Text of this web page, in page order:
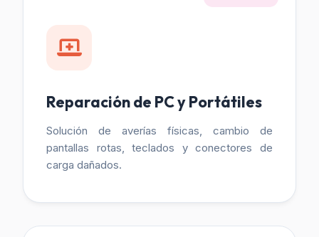
Reparación de PC y Portátiles
Solución de averías físicas, cambio de
pantallas rotas, teclados y conectores de
carga dañados.